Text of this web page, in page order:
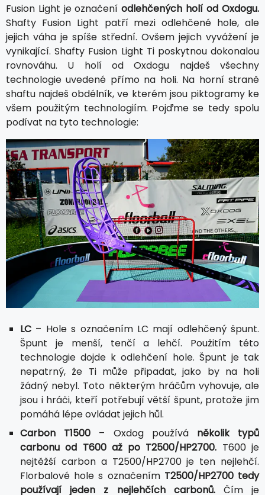
Fusion Light je označení odlehčených holí od Oxdogu.
Shafty Fusion Light patří mezi odlehčené hole, ale
jejich váha je spíše střední. Ovšem jejich vyvážení je
vynikající. Shafty Fusion Light Ti poskytnou dokonalou
rovnováhu. U holí od Oxdogu najdeš všechny
technologie uvedené přímo na holi. Na horní straně
shaftu najdeš obdélník, ve kterém jsou piktogramy ke
všem použitým technologiím. Pojďme se tedy spolu
podívat na tyto technologie:
LC – Hole s označením LC mají odlehčený špunt.
Špunt je menší, tenčí a lehčí. Použitím této
technologie dojde k odlehčení hole. Špunt je tak
nepatrný, že Ti může připadat, jako by na holi
žádný nebyl. Toto některým hráčům vyhovuje, ale
jsou i hráči, kteří potřebují větší špunt, protože jim
pomáhá lépe ovládat jejich hůl.
Carbon T1500 – Oxdog používá několik typů
carbonu od T600 až po T2500/HP2700. T600 je
nejtěžší carbon a T2500/HP2700 je ten nejlehčí.
Florbalové hole s označením T2500/HP2700 tedy
používají jeden z nejlehčích carbonů.Čím je